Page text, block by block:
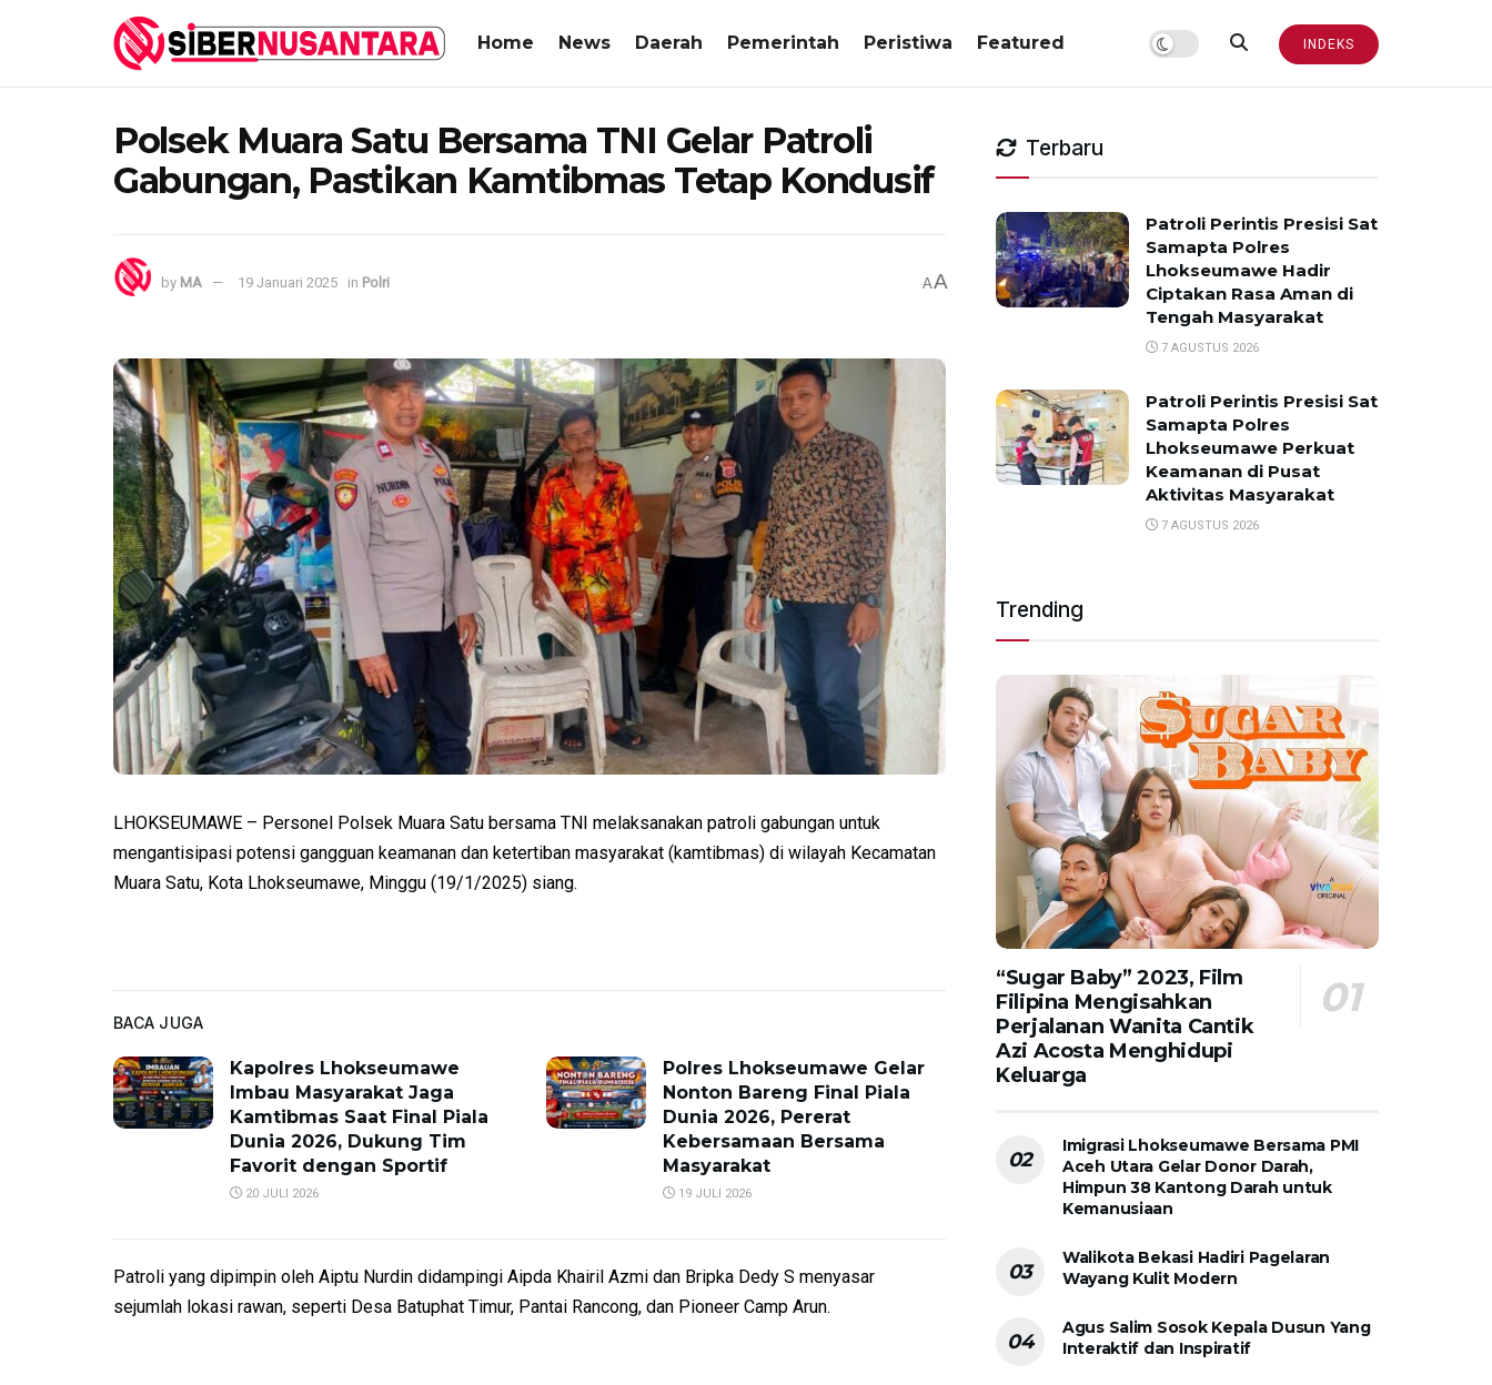
Home News Daerah Pemerintah Peristiwa Featured INDEKS
Polsek Muara Satu Bersama TNI Gelar Patroli
Gabungan, Pastikan Kamtibmas Tetap Kondusif
by MA 19 Januari 2025 in Polri AA
LHOKSEUMAWE – Personel Polsek Muara Satu bersama TNI melaksanakan patroli gabungan untuk
mengantisipasi potensi gangguan keamanan dan ketertiban masyarakat (kamtibmas) di wilayah Kecamatan
Muara Satu, Kota Lhokseumawe, Minggu (19/1/2025) siang.
BACA JUGA
Kapolres Lhokseumawe
Imbau Masyarakat Jaga
Kamtibmas Saat Final Piala
Dunia 2026, Dukung Tim
Favorit dengan Sportif
20 JULI 2026
Polres Lhokseumawe Gelar
Nonton Bareng Final Piala
Dunia 2026, Pererat
Kebersamaan Bersama
Masyarakat
19 JULI 2026
Patroli yang dipimpin oleh Aiptu Nurdin didampingi Aipda Khairil Azmi dan Bripka Dedy S menyasar
sejumlah lokasi rawan, seperti Desa Batuphat Timur, Pantai Rancong, dan Pioneer Camp Arun.
Terbaru
Patroli Perintis Presisi Sat
Samapta Polres
Lhokseumawe Hadir
Ciptakan Rasa Aman di
Tengah Masyarakat
7 AGUSTUS 2026
Patroli Perintis Presisi Sat
Samapta Polres
Lhokseumawe Perkuat
Keamanan di Pusat
Aktivitas Masyarakat
7 AGUSTUS 2026
Trending
“Sugar Baby” 2023, Film
Filipina Mengisahkan
Perjalanan Wanita Cantik
Azi Acosta Menghidupi
Keluarga
Imigrasi Lhokseumawe Bersama PMI
Aceh Utara Gelar Donor Darah,
Himpun 38 Kantong Darah untuk
Kemanusiaan
Walikota Bekasi Hadiri Pagelaran
Wayang Kulit Modern
Agus Salim Sosok Kepala Dusun Yang
Interaktif dan Inspiratif